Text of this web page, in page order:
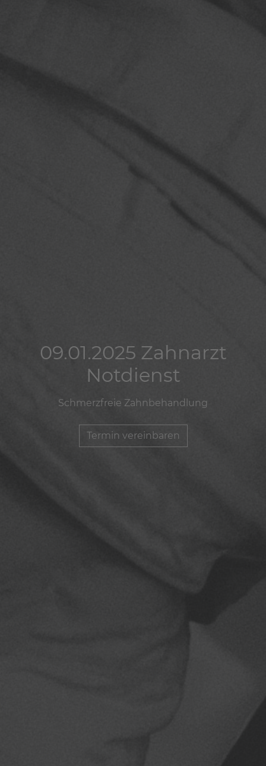
09.01.2025 Zahnarzt
Notdienst
Schmerzfreie Zahnbehandlung
Termin vereinbaren
09.01.2025 Zahnarzt
Notdienst
Schmerzfreie Zahnbehandlung
Termin vereinbaren
09.01.2025 Zahnarzt
Notdienst
Schmerzfreie Zahnbehandlung
Termin vereinbaren